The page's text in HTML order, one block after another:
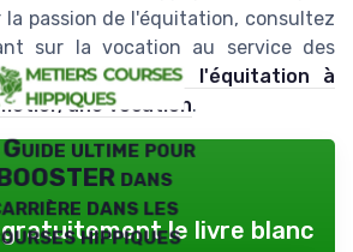
passion de l'équitation, consultez
sur la vocation au service des
:La passion de l'équitation à
une vocation.
Guide ultime pour
dans
dans les
hippiquesle livre blanc